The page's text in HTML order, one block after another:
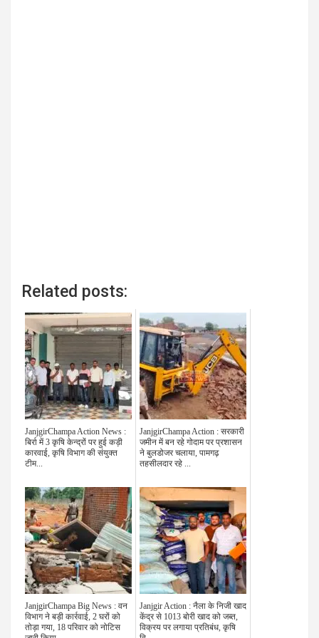
Related posts:
JanjgirChampa Action News :
बिर्रा में 3 कृषि केन्द्रों पर हुई कड़ी
कारवाई, कृषि विभाग की संयुक्त
टीम...
JanjgirChampa Action : सरकारी
जमीन में बन रहे गोदाम पर प्रशासन
ने बुलडोजर चलाया, पामगढ़
तहसीलदार रहे ...
JanjgirChampa Big News : वन
विभाग ने बड़ी कार्रवाई, 2 घरों को
तोड़ा गया, 18 परिवार को नोटिस
Janjgir Action : नैला के निजी खाद
केंद्र से 1013 बोरी खाद को जब्त,
विक्रय पर लगाया प्रतिबंध, कृषि